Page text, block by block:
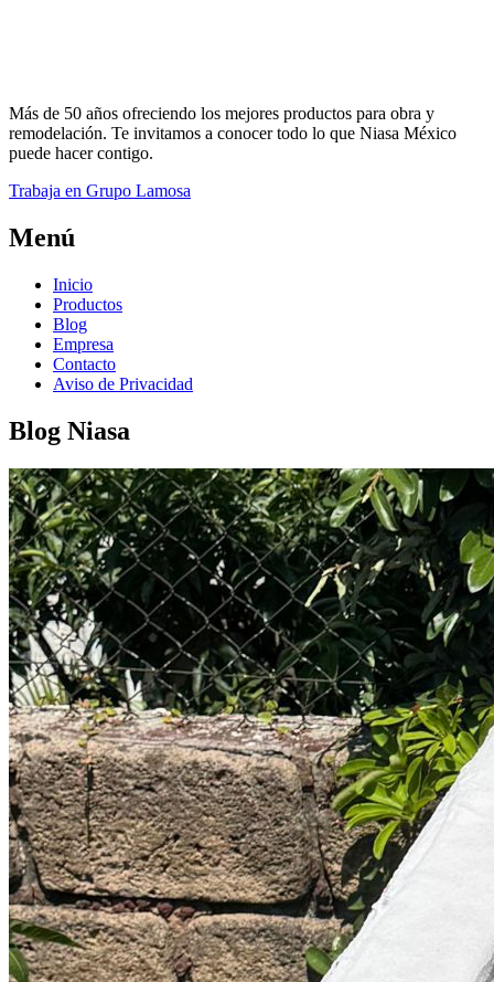
Más de 50 años ofreciendo los mejores productos para obra y
remodelación. Te invitamos a conocer todo lo que Niasa México
puede hacer contigo.
Trabaja en Grupo Lamosa
Menú
Inicio
Productos
Blog
Empresa
Contacto
Aviso de Privacidad
Blog Niasa